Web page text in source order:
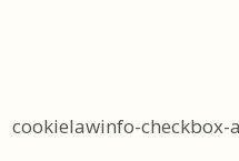
cookielawinfo-checkbox-